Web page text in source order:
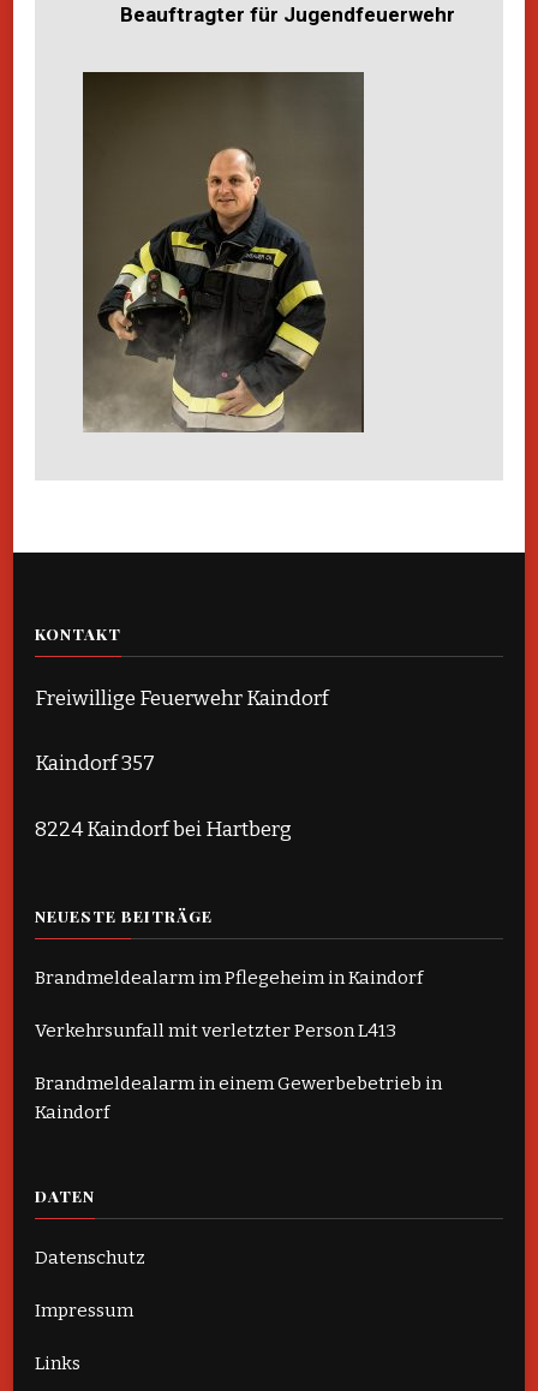
Beauftragter für Jugendfeuerwehr
KONTAKT
Freiwillige Feuerwehr Kaindorf
Kaindorf 357
8224 Kaindorf bei Hartberg
NEUESTE BEITRÄGE
Brandmeldealarm im Pflegeheim in Kaindorf
Verkehrsunfall mit verletzter Person L413
Brandmeldealarm in einem Gewerbebetrieb in
Kaindorf
DATEN
Datenschutz
Impressum
Links